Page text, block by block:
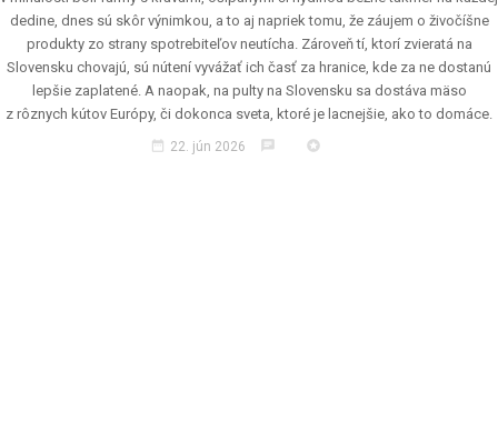
dedine, dnes sú skôr výnimkou, a to aj napriek tomu, že záujem o živočíšne
produkty zo strany spotrebiteľov neutícha. Zároveň tí, ktorí zvieratá na
Slovensku chovajú, sú nútení vyvážať ich časť za hranice, kde za ne dostanú
lepšie zaplatené. A naopak, na pulty na Slovensku sa dostáva mäso
z rôznych kútov Európy, či dokonca sveta, ktoré je lacnejšie, ako to domáce.
date_range 22. jún 2026 chat stars